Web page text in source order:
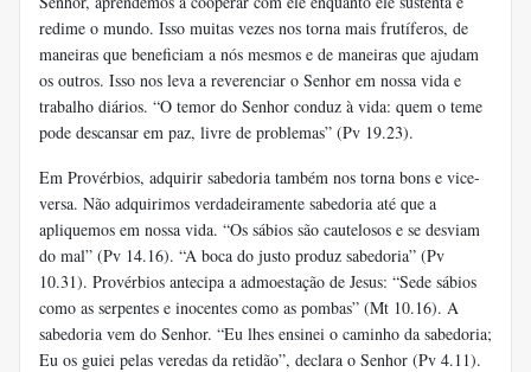
redime o mundo. Isso muitas vezes nos torna mais frutíferos, de
maneiras que beneficiam a nós mesmos e de maneiras que ajudam
os outros. Isso nos leva a reverenciar o Senhor em nossa vida e
trabalho diários. “O temor do Senhor conduz à vida: quem o teme
pode descansar em paz, livre de problemas” (Pv 19.23).
Em Provérbios, adquirir sabedoria também nos torna bons e vice-
versa. Não adquirimos verdadeiramente sabedoria até que a
apliquemos em nossa vida. “Os sábios são cautelosos e se desviam
do mal” (Pv 14.16). “A boca do justo produz sabedoria” (Pv
10.31). Provérbios antecipa a admoestação de Jesus: “Sede sábios
como as serpentes e inocentes como as pombas” (Mt 10.16). A
sabedoria vem do Senhor. “Eu lhes ensinei o caminho da sabedoria;
Eu os guiei pelas veredas da retidão”, declara o Senhor (Pv 4.11).